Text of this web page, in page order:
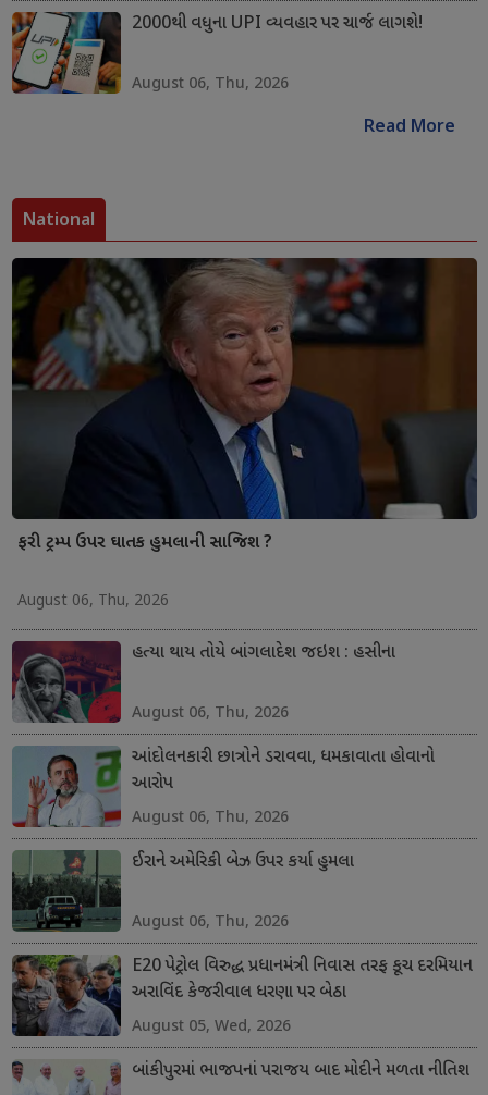
2000થી વધુના UPI વ્યવહાર પર ચાર્જ લાગશે!
August 06, Thu, 2026
Read More
National
ફરી ટ્રમ્પ ઉપર ઘાતક હુમલાની સાજિશ ?
August 06, Thu, 2026
હત્યા થાય તોયે બાંગલાદેશ જઇશ : હસીના
August 06, Thu, 2026
આંદોલનકારી છાત્રોને ડરાવવા, ધમકાવાતા હોવાનો
આરોપ
August 06, Thu, 2026
ઈરાને અમેરિકી બેઝ ઉપર કર્યા હુમલા
August 06, Thu, 2026
E20 પેટ્રોલ વિરુદ્ધ પ્રધાનમંત્રી નિવાસ તરફ કૂચ દરમિયાન
અરાવિંદ કેજરીવાલ ધરણા પર બેઠા
August 05, Wed, 2026
બાંકીપુરમાં ભાજપનાં પરાજય બાદ મોદીને મળતા નીતિશ